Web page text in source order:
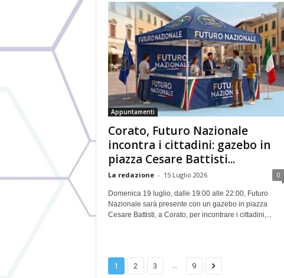
Appuntamenti
Corato, Futuro Nazionale
incontra i cittadini: gazebo in
piazza Cesare Battisti...
La redazione - 15 Luglio 2026 0
Domenica 19 luglio, dalle 19:00 alle 22:00, Futuro
Nazionale sarà presente con un gazebo in piazza
Cesare Battisti, a Corato, per incontrare i cittadini,...
1 2 3 ... 9